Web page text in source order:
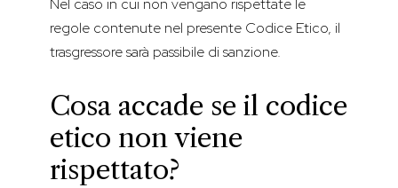
Nel caso in cui non vengano rispettate le
regole contenute nel presente Codice Etico, il
trasgressore sarà passibile di sanzione.
Cosa accade se il codice
etico non viene
rispettato?